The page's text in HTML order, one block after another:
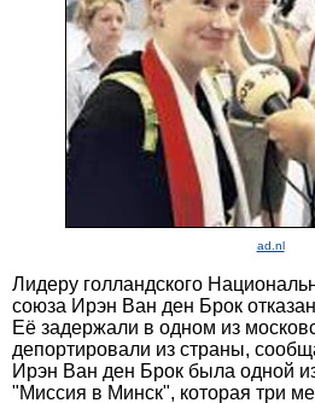
ad.nl
Лидеру голландского
союза Ирэн Ван ден Брок
Её задержали в одном из
депортировали из страны,
Ирэн Ван ден Брок была одной
"Миссия в Минск", которая три